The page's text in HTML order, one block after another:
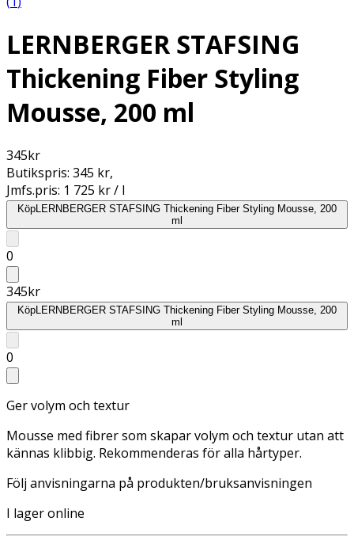
LERNBERGER STAFSING
Thickening Fiber Styling
Mousse, 200 ml
345kr
Butikspris: 345 kr,
Jmfs.pris: 1 725 kr / l
KöpLERNBERGER STAFSING Thickening Fiber Styling Mousse, 200
ml
0
345kr
KöpLERNBERGER STAFSING Thickening Fiber Styling Mousse, 200
ml
0
Ger volym och textur
Mousse med fibrer som skapar volym och textur utan att
kännas klibbig. Rekommenderas för alla hårtyper.
Följ anvisningarna på produkten/bruksanvisningen
I lager online